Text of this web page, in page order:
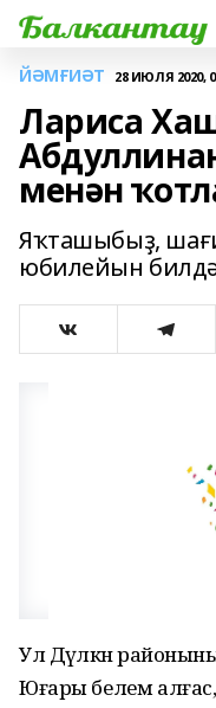
ЙӘМҒИӘТ 28 ИЮЛЯ 2020,
Лариса
менән
Яҡташыбыҙ,
юбилейын
Ул Дәүләкән
Юғары белем алғас,